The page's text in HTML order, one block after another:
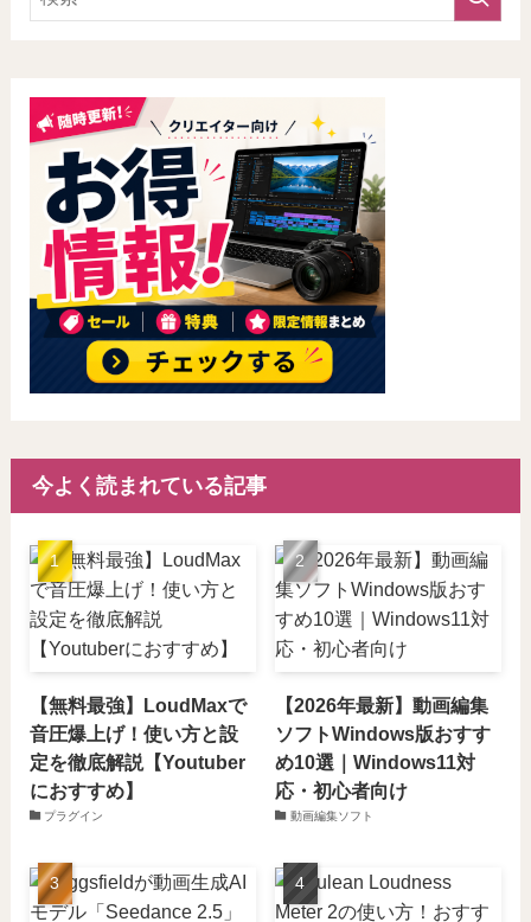
今よく読まれている記事
【無料最強】LoudMaxで
音圧爆上げ！使い方と設
定を徹底解説【Youtuber
におすすめ】
プラグイン
【2026年最新】動画編集
ソフトWindows版おすす
め10選｜Windows11対
応・初心者向け
動画編集ソフト